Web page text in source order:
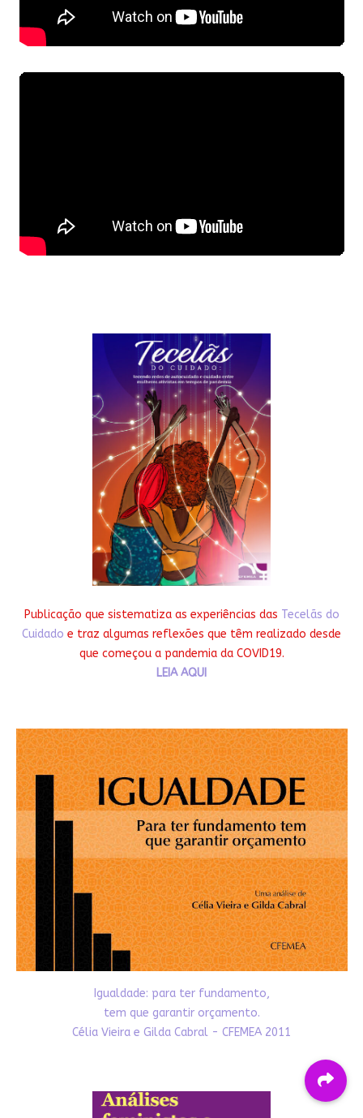
Publicação que sistematiza as experiências das Tecelãs do
Cuidado e traz algumas reflexões que têm realizado desde
que começou a pandemia da COVID19.
LEIA AQUI
Igualdade: para ter fundamento,
tem que garantir orçamento.
Célia Vieira e Gilda Cabral - CFEMEA 2011